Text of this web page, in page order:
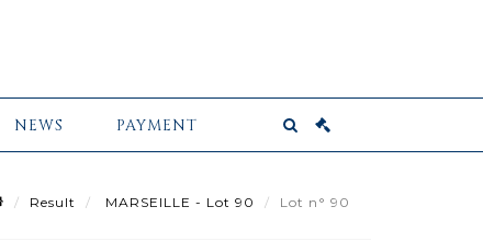
NEWS PAYMENT
Result MARSEILLE - Lot 90 Lot n° 90